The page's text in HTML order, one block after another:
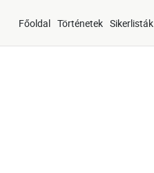
Főoldal Történetek Sikerlisták